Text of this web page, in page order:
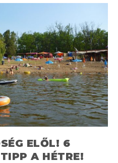
ELŐL! 6
A HÉTRE!